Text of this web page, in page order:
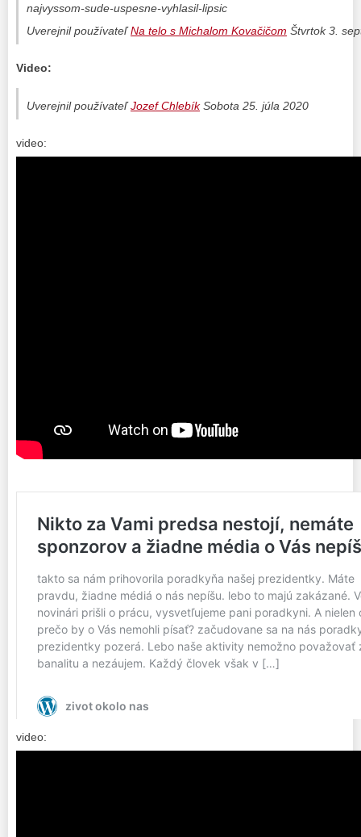
najvyssom-sude-uspesne-vyhlasil-lipsic
Uverejnil používateľNa telo s Michalom Kovačičom Štvrtok 3.
Video:
Uverejnil používateľJozef ChlebíkSobota 25. júla 2020
video:
video: